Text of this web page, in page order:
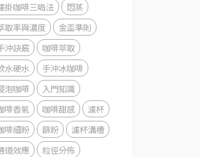
掛咖啡三喝法
悶蒸
取率與濃度
金盃準則
沖訣竅
咖啡萃取
水硬水
手沖冰咖啡
泡咖啡
入門知識
啡香氣
咖啡甜感
濾杯
啡細粉
篩粉
濾杯溝槽
道效應
粒徑分佈